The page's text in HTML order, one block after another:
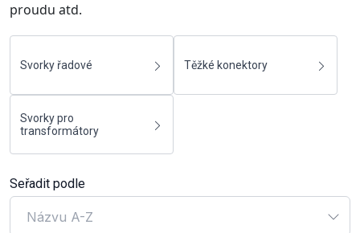
proudu atd.
Svorky řadové Těžké konektory
Svorky pro
transformátory
Seřadit podle
Názvu A-Z